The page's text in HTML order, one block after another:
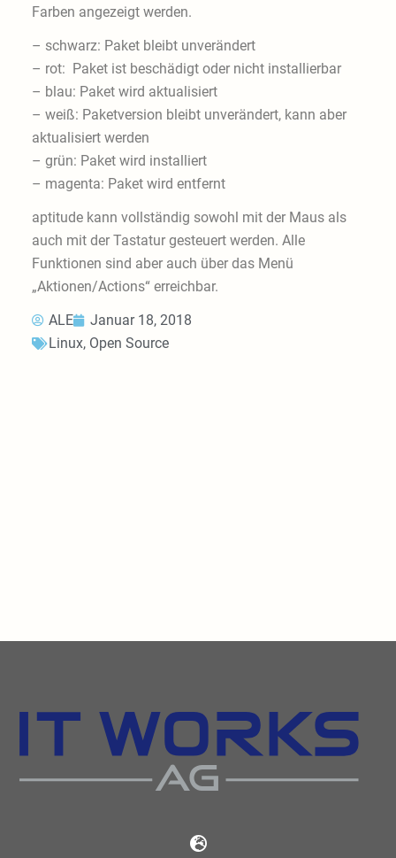
Farben angezeigt werden.
– schwarz: Paket bleibt unverändert
– rot: Paket ist beschädigt oder nicht installierbar
– blau: Paket wird aktualisiert
– weiß: Paketversion bleibt unverändert, kann aber
aktualisiert werden
– grün: Paket wird installiert
– magenta: Paket wird entfernt
aptitude kann vollständig sowohl mit der Maus als
auch mit der Tastatur gesteuert werden. Alle
Funktionen sind aber auch über das Menü
„Aktionen/Actions“ erreichbar.
ALE
Januar 18, 2018
Linux, Open Source